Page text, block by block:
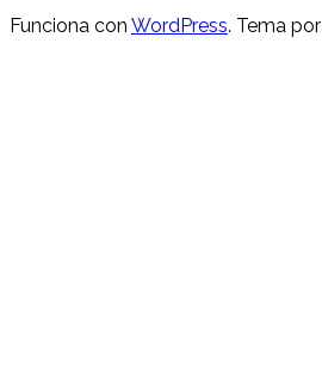
Funciona con WordPress. Tema por